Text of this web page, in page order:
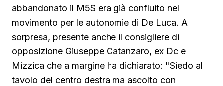
abbandonato il M5S era già confluito nel
movimento per le autonomie di De Luca. A
sorpresa, presente anche il consigliere di
opposizione Giuseppe Catanzaro, ex Dc e
Mizzica che a margine ha dichiarato: "Siedo al
tavolo del centro destra ma ascolto con